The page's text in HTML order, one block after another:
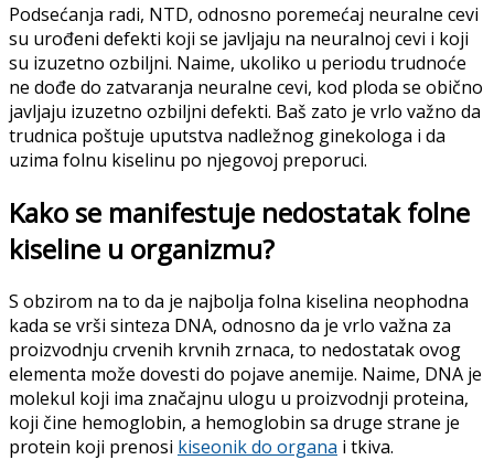
Podsećanja radi, NTD, odnosno poremećaj neuralne cevi
su urođeni defekti koji se javljaju na neuralnoj cevi i koji
su izuzetno ozbiljni. Naime, ukoliko u periodu trudnoće
ne dođe do zatvaranja neuralne cevi, kod ploda se obično
javljaju izuzetno ozbiljni defekti. Baš zato je vrlo važno da
trudnica poštuje uputstva nadležnog ginekologa i da
uzima folnu kiselinu po njegovoj preporuci.
Kako se manifestuje nedostatak folne
kiseline u organizmu?
S obzirom na to da je najbolja folna kiselina neophodna
kada se vrši sinteza DNA, odnosno da je vrlo važna za
proizvodnju crvenih krvnih zrnaca, to nedostatak ovog
elementa može dovesti do pojave anemije. Naime, DNA je
molekul koji ima značajnu ulogu u proizvodnji proteina,
koji čine hemoglobin, a hemoglobin sa druge strane je
protein koji prenosi kiseonik do organa i tkiva.